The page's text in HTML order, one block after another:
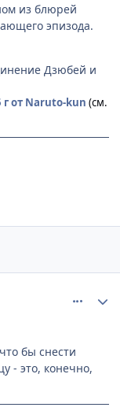
из блюрей
эпизода.
Дзюбей и
гот Naruto-kun (см.
бы снести
- это, конечно,